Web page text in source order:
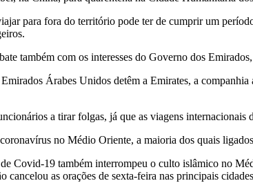
para fora do território pode ter de cumprir um
também com os interesses do Governo dos
Árabes Unidos detêm a Emirates, a
a tirar folgas, já que as viagens
no Médio Oriente, a maioria dos quais
Covid-19 também interrompeu o culto islâmico no
cancelou as orações de sexta-feira nas principais